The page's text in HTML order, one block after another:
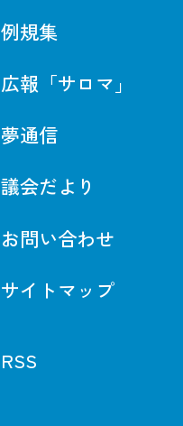
例規集
広報「サロマ」
夢通信
議会だより
お問い合わせ
サイトマップ
RSS